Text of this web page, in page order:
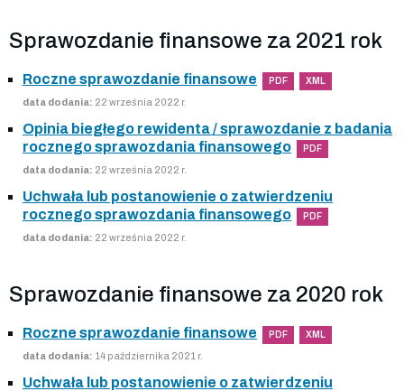
Sprawozdanie finansowe za 2021 rok
Roczne sprawozdanie finansowe PDF XML
data dodania: 22 września 2022 r.
Opinia biegłego rewidenta / sprawozdanie z badania
rocznego sprawozdania finansowego
PDF
data dodania: 22 września 2022 r.
Uchwała lub postanowienie o zatwierdzeniu
rocznego sprawozdania finansowego
PDF
data dodania: 22 września 2022 r.
Sprawozdanie finansowe za 2020 rok
Roczne sprawozdanie finansowe PDF XML
data dodania: 14 października 2021 r.
Uchwała lub postanowienie o zatwierdzeniu